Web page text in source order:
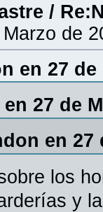
/
Marzo de
en 27 de
27 de
en 27
los
y